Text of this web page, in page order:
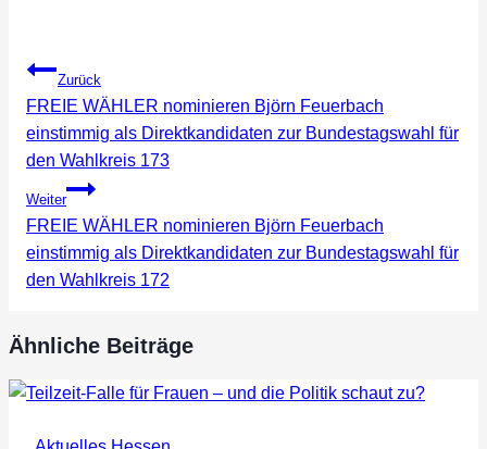
Beitragsnavigation
Zurück
FREIE WÄHLER nominieren Björn Feuerbach
einstimmig als Direktkandidaten zur Bundestagswahl für
den Wahlkreis 173
Weiter
FREIE WÄHLER nominieren Björn Feuerbach
einstimmig als Direktkandidaten zur Bundestagswahl für
den Wahlkreis 172
Ähnliche Beiträge